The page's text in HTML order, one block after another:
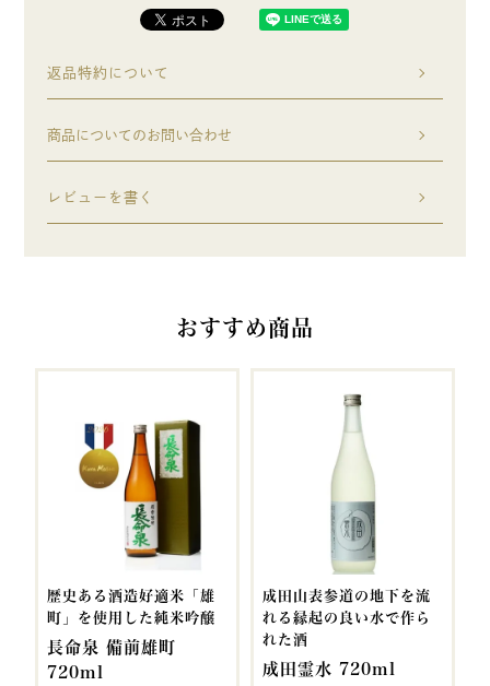
返品特約について
商品についてのお問い合わせ
レビューを書く
おすすめ商品
歴史ある酒造好適米「雄
町」を使用した純米吟醸
長命泉 備前雄町
720ml
成田山表参道の地下を流
れる縁起の良い水で作ら
れた酒
成田霊水 720ml